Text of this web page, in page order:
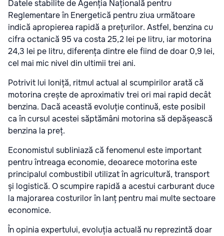
Datele stabilite de Agenția Națională pentru
Reglementare în Energetică pentru ziua următoare
indică apropierea rapidă a prețurilor. Astfel, benzina cu
cifra octanică 95 va costa 25,2 lei pe litru, iar motorina
24,3 lei pe litru, diferența dintre ele fiind de doar 0,9 lei,
cel mai mic nivel din ultimii trei ani.
Potrivit lui Ioniță, ritmul actual al scumpirilor arată că
motorina crește de aproximativ trei ori mai rapid decât
benzina. Dacă această evoluție continuă, este posibil
ca în cursul acestei săptămâni motorina să depășească
benzina la preț.
Economistul subliniază că fenomenul este important
pentru întreaga economie, deoarece motorina este
principalul combustibil utilizat în agricultură, transport
și logistică. O scumpire rapidă a acestui carburant duce
la majorarea costurilor în lanț pentru mai multe sectoare
economice.
În opinia expertului, evoluția actuală nu reprezintă doar